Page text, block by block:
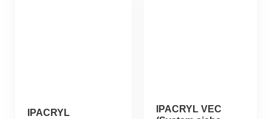
IPACRYL
IPACRYL VEC